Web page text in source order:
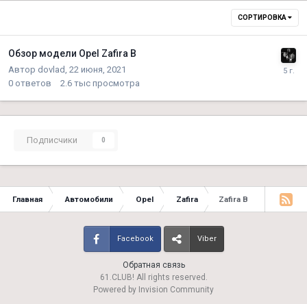
СОРТИРОВКА
Обзор модели Opel Zafira B
Автор dovlad 22 июня, 2021
0 ответов 2.6 тыс просмотра
Подписчики 0
Главная Автомобили Opel Zafira Zafira B
Обратная связь
Facebook Viber
61.CLUB! All rights reserved.
Powered by Invision Community